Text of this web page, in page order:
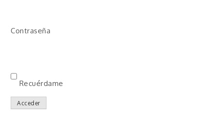
Contraseña
Recuérdame
Acceder